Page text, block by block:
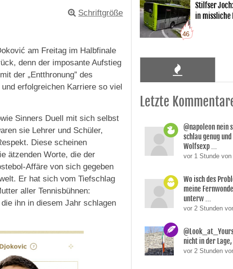
Schriftgröße
am Freitag im Halbfinale
denn der imposante Aufstieg
der „Entthronung” des
erfolgreichen Karriere so viel
Sinners Duell mit sich selbst
sie Lehrer und Schüler,
Diese scheinen
ätzenden Worte, die der
Affäre von sich gegeben
Er hat sich vom Tiefschlag
aller Tennisbühnen:
ihn in diesem Jahr schlagen
46
Stilfser
in missliche
Letzte
@napoleon nein
schlau genug
Wolfsexp ...
vor 1 Stunde von
Wo isch des
meine
unterw ...
vor 2 Stunden
nicht in der
vor 2 Stunden